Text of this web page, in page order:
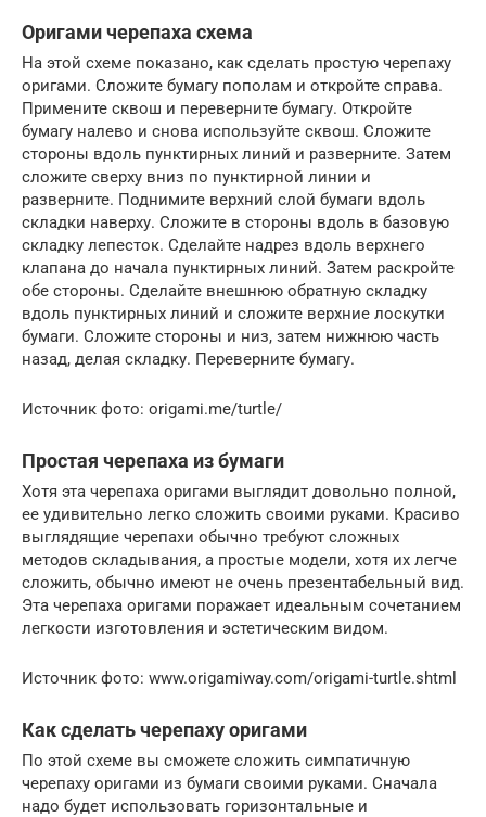
Оригами черепаха схема
На этой схеме показано, как сделать простую черепаху
оригами. Сложите бумагу пополам и откройте справа.
Примените сквош и переверните бумагу. Откройте
бумагу налево и снова используйте сквош. Сложите
стороны вдоль пунктирных линий и разверните. Затем
сложите сверху вниз по пунктирной линии и
разверните. Поднимите верхний слой бумаги вдоль
складки наверху. Сложите в стороны вдоль в базовую
складку лепесток. Сделайте надрез вдоль верхнего
клапана до начала пунктирных линий. Затем раскройте
обе стороны. Сделайте внешнюю обратную складку
вдоль пунктирных линий и сложите верхние лоскутки
бумаги. Сложите стороны и низ, затем нижнюю часть
назад, делая складку. Переверните бумагу.
Источник фото: origami.me/turtle/
Простая черепаха из бумаги
Хотя эта черепаха оригами выглядит довольно полной,
ее удивительно легко сложить своими руками. Красиво
выглядящие черепахи обычно требуют сложных
методов складывания, а простые модели, хотя их легче
сложить, обычно имеют не очень презентабельный вид.
Эта черепаха оригами поражает идеальным сочетанием
легкости изготовления и эстетическим видом.
Источник фото: www.origamiway.com/origami-turtle.shtml
Как сделать черепаху оригами
По этой схеме вы сможете сложить симпатичную
черепаху оригами из бумаги своими руками. Сначала
надо будет использовать горизонтальные и